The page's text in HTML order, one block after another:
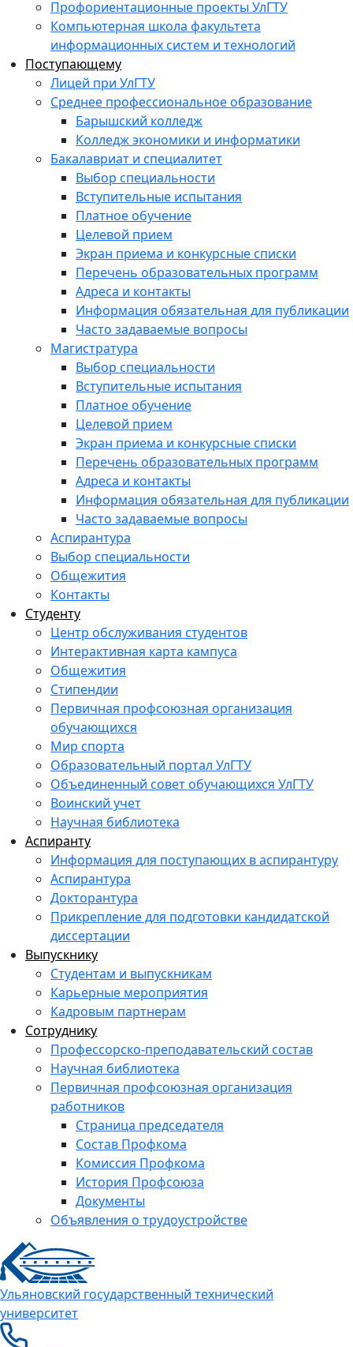
Профориентационные проекты УлГТУ
Компьютерная школа факультета
информационных систем и технологий
Поступающему
Лицей при УлГТУ
Среднее профессиональное образование
Барышский колледж
Колледж экономики и информатики
Бакалавриат и специалитет
Выбор специальности
Вступительные испытания
Платное обучение
Целевой прием
Экран приема и конкурсные списки
Перечень образовательных программ
Адреса и контакты
Информация обязательная для публикации
Часто задаваемые вопросы
Магистратура
Выбор специальности
Вступительные испытания
Платное обучение
Целевой прием
Экран приема и конкурсные списки
Перечень образовательных программ
Адреса и контакты
Информация обязательная для публикации
Часто задаваемые вопросы
Аспирантура
Выбор специальности
Общежития
Контакты
Студенту
Центр обслуживания студентов
Интерактивная карта кампуса
Общежития
Стипендии
Первичная профсоюзная организация
обучающихся
Мир спорта
Образовательный портал УлГТУ
Объединенный совет обучающихся УлГТУ
Воинский учет
Научная библиотека
Аспиранту
Информация для поступающих в аспирантуру
Аспирантура
Докторантура
Прикрепление для подготовки кандидатской
диссертации
Выпускнику
Студентам и выпускникам
Карьерные мероприятия
Кадровым партнерам
Сотруднику
Профессорско-преподавательский состав
Научная библиотека
Первичная профсоюзная организация
работников
Страница председателя
Состав Профкома
Комиссия Профкома
История Профсоюза
Документы
Объявления о трудоустройстве
Ульяновский государственный технический
университет